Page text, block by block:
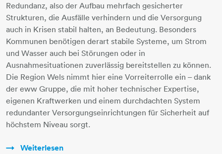
Redundanz, also der Aufbau mehrfach gesicherter
Strukturen, die Ausfälle verhindern und die Versorgung
auch in Krisen stabil halten, an Bedeutung. Besonders
Kommunen benötigen derart stabile Systeme, um Strom
und Wasser auch bei Störungen oder in
Ausnahmesituationen zuverlässig bereitstellen zu können.
Die Region Wels nimmt hier eine Vorreiterrolle ein – dank
der eww Gruppe, die mit hoher technischer Expertise,
eigenen Kraftwerken und einem durchdachten System
redundanter Versorgungseinrichtungen für Sicherheit auf
höchstem Niveau sorgt.
Weiterlesen